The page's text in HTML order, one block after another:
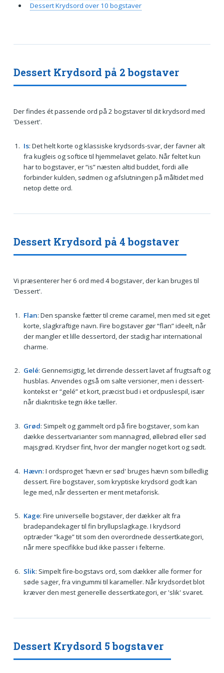
Dessert Krydsord på 2 bogstaver
Der findes ét passende ord på 2 bogstaver til dit krydsord med
'Dessert'.
Is: Det helt korte og klassiske krydsords-svar, der favner alt
fra kugleis og softice til hjemmelavet gelato. Når feltet kun
har to bogstaver, er “is” næsten altid buddet, fordi alle
forbinder kulden, sødmen og afslutningen på måltidet med
netop dette ord.
Dessert Krydsord på 4 bogstaver
Vi præsenterer her 6 ord med 4 bogstaver, der kan bruges til
'Dessert'.
Flan: Den spanske fætter til creme caramel, men med sit eget
korte, slagkraftige navn. Fire bogstaver gør “flan” ideelt, når
der mangler et lille dessertord, der stadig har international
charme.
Gelé: Gennemsigtig, let dirrende dessert lavet af frugtsaft og
husblas. Anvendes også om salte versioner, men i dessert-
kontekst er “gelé” et kort, præcist bud i et ordpuslespil, især
når diakritiske tegn ikke tæller.
Grød: Simpelt og gammelt ord på fire bogstaver, som kan
dække dessertvarianter som mannagrød, øllebrød eller sød
majsgrød. Krydser fint, hvor der mangler noget kort og sødt.
Hævn: I ordsproget 'hævn er sød' bruges hævn som billedlig
dessert. Fire bogstaver, som kryptiske krydsord godt kan
lege med, når desserten er ment metaforisk.
Kage: Fire universelle bogstaver, der dækker alt fra
bradepandekager til fin bryllupslagkage. I krydsord
optræder “kage” tit som den overordnede dessertkategori,
når mere specifikke bud ikke passer i felterne.
Slik: Simpelt fire-bogstavs ord, som dækker alle former for
søde sager, fra vingummi til karameller. Når krydsordet blot
kræver den mest generelle dessertkategori, er 'slik' svaret.
Dessert Krydsord 5 bogstaver
Dessert Krydsord over 10 bogstaver